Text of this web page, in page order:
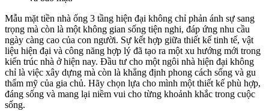
Mẫu mặt tiền nhà ống 3 tầng hiện đại không chỉ phản ánh sự sang
trọng mà còn là một không gian sống tiện nghi, đáp ứng nhu cầu
ngày càng cao của con người. Sự kết hợp giữa thiết kế tinh tế, vật
liệu hiện đại và công năng hợp lý đã tạo ra một xu hướng mới trong
kiến trúc nhà ở hiện nay. Đầu tư cho một ngôi nhà hiện đại không
chỉ là việc xây dựng mà còn là khẳng định phong cách sống và gu
thẩm mỹ của gia chủ. Hãy chọn lựa cho mình một thiết kế phù hợp,
đáng sống và mang lại niềm vui cho từng khoảnh khắc trong cuộc
sống.